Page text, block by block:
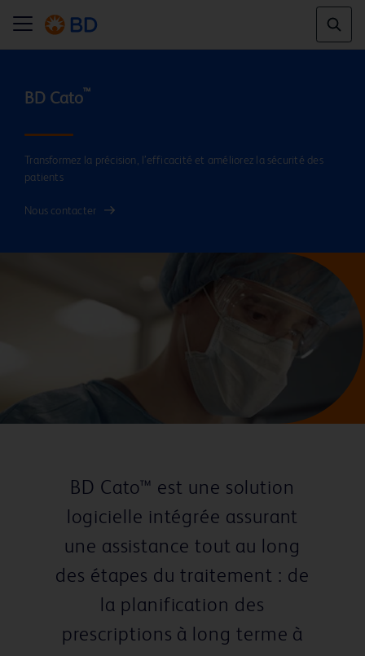
BD Cato™
Transformez la précision, l’efficacité et améliorez la sécurité des
patients
Nous contacter
BD Cato™ est une solution
logicielle intégrée assurant
une assistance tout au long
des étapes du traitement : de
la planification des
prescriptions à long terme à